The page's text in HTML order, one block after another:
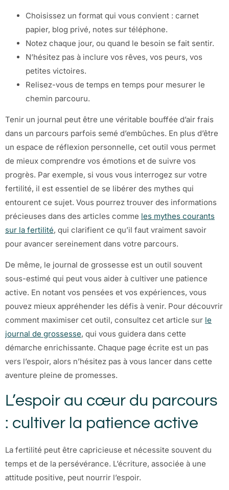
Choisissez un format qui vous convient : carnet
papier, blog privé, notes sur téléphone.
Notez chaque jour, ou quand le besoin se fait sentir.
N’hésitez pas à inclure vos rêves, vos peurs, vos
petites victoires.
Relisez-vous de temps en temps pour mesurer le
chemin parcouru.
Tenir un journal peut être une véritable bouffée d’air frais
dans un parcours parfois semé d’embûches. En plus d’être
un espace de réflexion personnelle, cet outil vous permet
de mieux comprendre vos émotions et de suivre vos
progrès. Par exemple, si vous vous interrogez sur votre
fertilité, il est essentiel de se libérer des mythes qui
entourent ce sujet. Vous pourrez trouver des informations
précieuses dans des articles comme les mythes courants
sur la fertilité, qui clarifient ce qu’il faut vraiment savoir
pour avancer sereinement dans votre parcours.
De même, le journal de grossesse est un outil souvent
sous-estimé qui peut vous aider à cultiver une patience
active. En notant vos pensées et vos expériences, vous
pouvez mieux appréhender les défis à venir. Pour découvrir
comment maximiser cet outil, consultez cet article sur le
journal de grossesse, qui vous guidera dans cette
démarche enrichissante. Chaque page écrite est un pas
vers l’espoir, alors n’hésitez pas à vous lancer dans cette
aventure pleine de promesses.
L’espoir au cœur du parcours
: cultiver la patience active
La fertilité peut être capricieuse et nécessite souvent du
temps et de la persévérance. L’écriture, associée à une
attitude positive, peut nourrir l’espoir.